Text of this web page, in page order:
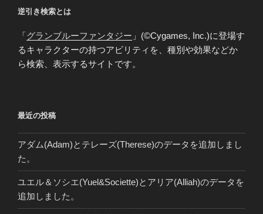
ン
逆引き検索とは
「グランブルーファンタジー 」(©Cygames, Inc.)に登場す
るキャラクターの持つアビリティを、種別や効果などか
ら検索、表示するサイトです。
最近の投稿
アダム(Adam)とテレーズ(Therese)のデータを追加しまし
た。
ユエル＆ソシエ(Yuel&Societte)とアリア(Alliah)のデータを
追加しました。